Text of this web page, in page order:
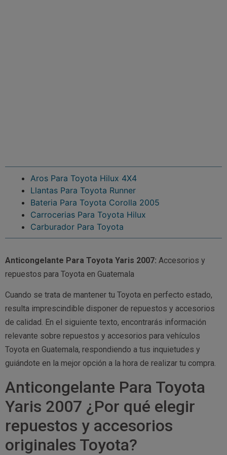
Aros Para Toyota Hilux 4X4
Llantas Para Toyota Runner
Bateria Para Toyota Corolla 2005
Carrocerias Para Toyota Hilux
Carburador Para Toyota
Anticongelante Para Toyota Yaris 2007: Accesorios y
repuestos para Toyota en Guatemala
Cuando se trata de mantener tu Toyota en perfecto estado,
resulta imprescindible disponer de repuestos y accesorios
de calidad. En el siguiente texto, encontrarás información
relevante sobre repuestos y accesorios para vehículos
Toyota en Guatemala, respondiendo a tus inquietudes y
guiándote en la mejor opción a la hora de realizar tu compra.
Anticongelante Para Toyota
Yaris 2007 ¿Por qué elegir
repuestos y accesorios
originales Toyota?